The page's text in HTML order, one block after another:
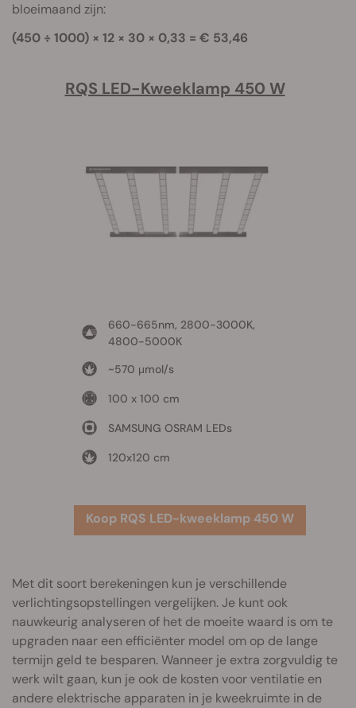
bloeimaand zijn:
(450 ÷ 1000) × 12 × 30 × 0,33 = € 53,46
RQS LED-Kweeklamp 450 W
660-665nm, 2800-3000K,
4800-5000K
~570 μmol/s
100 x 100 cm
SAMSUNG OSRAM LEDs
120x120 cm
Koop RQS LED-kweeklamp 450 W
Met dit soort berekeningen kun je verschillende
verlichtingsopstellingen vergelijken. Je kunt ook
nauwkeurig analyseren of het de moeite waard is om te
upgraden naar een efficiënter model om op de lange
termijn geld te besparen. Wanneer je extra zorgvuldig te
werk wilt gaan, kun je ook de kosten voor ventilatie en
andere elektrische apparaten in je kweekruimte in de